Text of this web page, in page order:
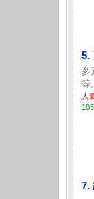
5.
多
等
人
7.